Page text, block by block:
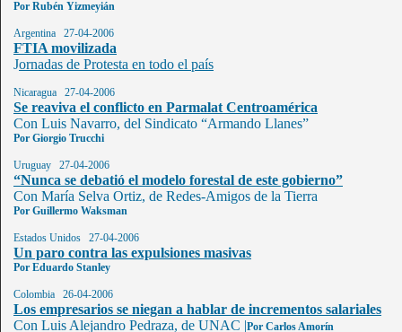
Por Rubén Yizmeyián
Argentina 27-04-2006
FTIA movilizada
Jornadas de Protesta en todo el país
Nicaragua 27-04-2006
Se reaviva el conflicto en Parmalat Centroamérica
Con Luis Navarro, del Sindicato “Armando Llanes”
Por Giorgio Trucchi
Uruguay 27-04-2006
“Nunca se debatió el modelo forestal de este gobierno”
Con María Selva Ortiz, de Redes-Amigos de la Tierra
Por Guillermo Waksman
Estados Unidos 27-04-2006
Un paro contra las expulsiones masivas
Por Eduardo Stanley
Colombia 26-04-2006
Los empresarios se niegan a hablar de incrementos salariales
Con Luis Alejandro Pedraza, de UNAC |Por Carlos Amorín